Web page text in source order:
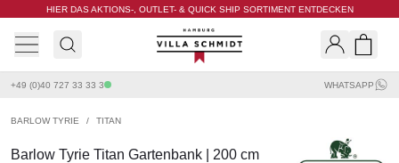
HIER DAS AKTIONS-, OUTLET- & QUICK SHIP SORTIMENT ENTDECKEN
Villa Schmidt
+49 (0)40 727 33 33 3 WHATSAPP
BARLOW TYRIE / TITAN
Barlow Tyrie Titan Gartenbank | 200 cm